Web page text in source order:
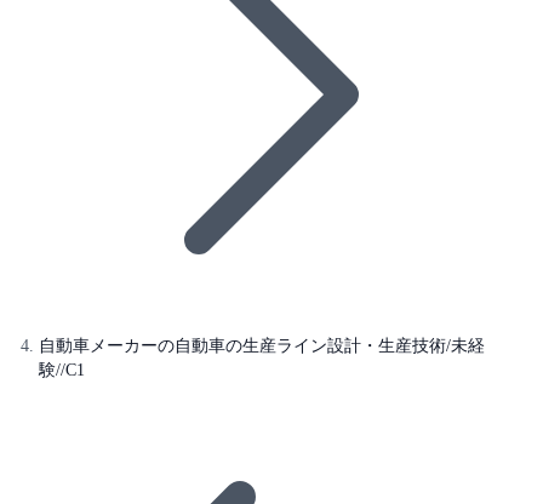
自動車メーカーの自動車の生産ライン設計・生産技術/未経
験//C1